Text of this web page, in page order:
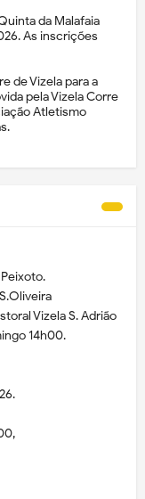
da Malafaia
As inscrições
de Vizela para a
pela Vizela Corre
Atletismo
Vizela S. Adrião
14h00.